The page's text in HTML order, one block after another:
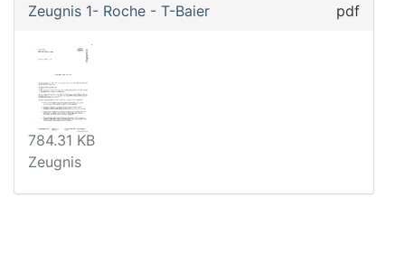
Zeugnis 1- Roche - T-Baier pdf
784.31 KB
Zeugnis